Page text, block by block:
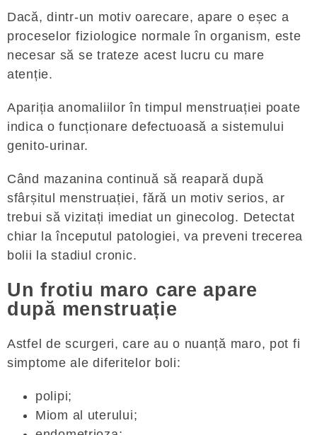
Dacă, dintr-un motiv oarecare, apare o eșec a
proceselor fiziologice normale în organism, este
necesar să se trateze acest lucru cu mare
atenție.
Apariția anomaliilor în timpul menstruației poate
indica o funcționare defectuoasă a sistemului
genito-urinar.
Când mazanina continuă să reapară după
sfârșitul menstruației, fără un motiv serios, ar
trebui să vizitați imediat un ginecolog. Detectat
chiar la începutul patologiei, va preveni trecerea
bolii la stadiul cronic.
Un frotiu maro care apare
după menstruație
Astfel de scurgeri, care au o nuanță maro, pot fi
simptome ale diferitelor boli:
polipi;
Miom al uterului;